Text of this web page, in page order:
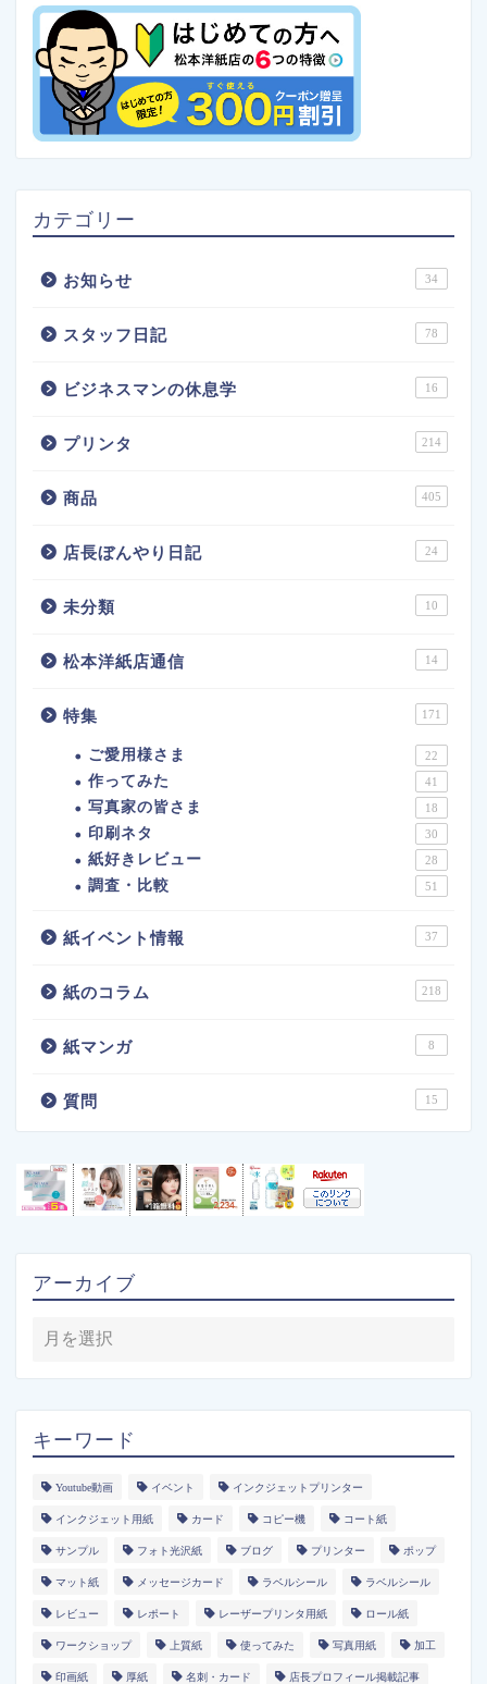
カテゴリー
お知らせ 34
スタッフ日記 78
ビジネスマンの休息学 16
プリンタ 214
商品 405
店長ぼんやり日記 24
未分類 10
松本洋紙店通信 14
特集 171
ご愛用様さま 22
作ってみた 41
写真家の皆さま 18
印刷ネタ 30
紙好きレビュー 28
調査・比較 51
紙イベント情報 37
紙のコラム 218
紙マンガ 8
質問 15
アーカイブ
キーワード
Youtube動画 イベント インクジェットプリンター
インクジェット用紙 カード コピー機 コート紙
サンプル フォト光沢紙 ブログ プリンター ポップ
マット紙 メッセージカード ラベルシール ラベルシール
レビュー レポート レーザープリンタ用紙 ロール紙
ワークショップ 上質紙 使ってみた 写真用紙 加工
印画紙 厚紙 名刺・カード 店長プロフィール掲載記事